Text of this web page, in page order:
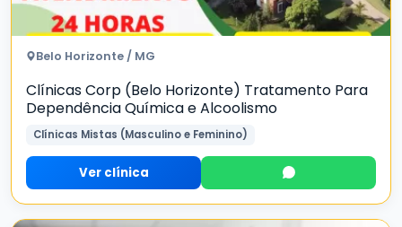
Belo Horizonte / MG
Clínicas Corp (Belo Horizonte) Tratamento Para
Dependência Química e Alcoolismo
Clínicas Mistas (Masculino e Feminino)
Ver clínica